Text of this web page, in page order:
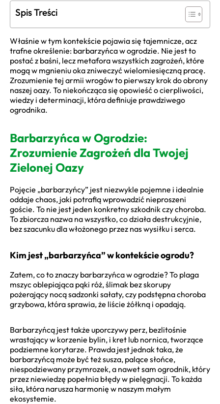
Spis Treści
Właśnie w tym kontekście pojawia się tajemnicze, acz
trafne określenie: barbarzyńca w ogrodzie. Nie jest to
postać z baśni, lecz metafora wszystkich zagrożeń, które
mogą w mgnieniu oka zniweczyć wielomiesięczną pracę.
Zrozumienie tej armii wrogów to pierwszy krok do obrony
naszej oazy. To niekończąca się opowieść o cierpliwości,
wiedzy i determinacji, która definiuje prawdziwego
ogrodnika.
Barbarzyńca w Ogrodzie:
Zrozumienie Zagrożeń dla Twojej
Zielonej Oazy
Pojęcie „barbarzyńcy” jest niezwykle pojemne i idealnie
oddaje chaos, jaki potrafią wprowadzić nieproszeni
goście. To nie jest jeden konkretny szkodnik czy choroba.
To zbiorcza nazwa na wszystko, co działa destrukcyjnie,
bez szacunku dla włożonego przez nas wysiłku i serca.
Kim jest „barbarzyńca” w kontekście ogrodu?
Zatem, co to znaczy barbarzyńca w ogrodzie? To plaga
mszyc oblepiająca pąki róż, ślimak bez skorupy
pożerający nocą sadzonki sałaty, czy podstępna choroba
grzybowa, która sprawia, że liście żółkną i opadają.
Barbarzyńcą jest także uporczywy perz, bezlitośnie
wrastający w korzenie bylin, i kret lub nornica, tworzące
podziemne korytarze. Prawda jest jednak taka, że
barbarzyńcą może być też susza, palące słońce,
niespodziewany przymrozek, a nawet sam ogrodnik, który
przez niewiedzę popełnia błędy w pielęgnacji. To każda
siła, która narusza harmonię w naszym małym
ekosystemie.